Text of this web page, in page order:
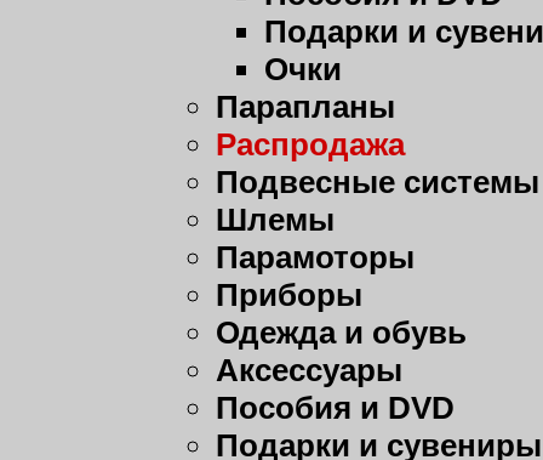
Подарки и
Очки
Парапланы
Распродажа
Подвесные системы
Шлемы
Парамоторы
Приборы
Одежда и обувь
Аксессуары
Пособия и DVD
Подарки и сувениры